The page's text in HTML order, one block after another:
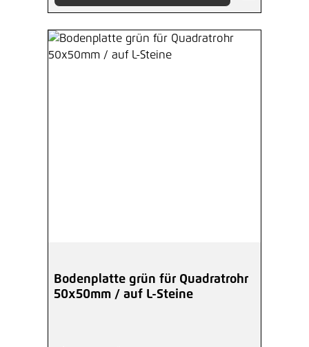
Bodenplatte grün für Quadratrohr
50x50mm / auf L-Steine